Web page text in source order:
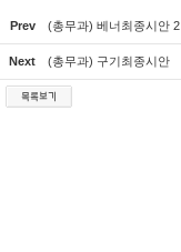
Prev (총무과) 베너최종시안 2
Next (총무과) 구기최종시안